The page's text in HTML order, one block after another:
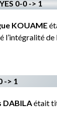
0-0 -> 1
KOUAME
l’intégralité de
-> 1
DABILAétait